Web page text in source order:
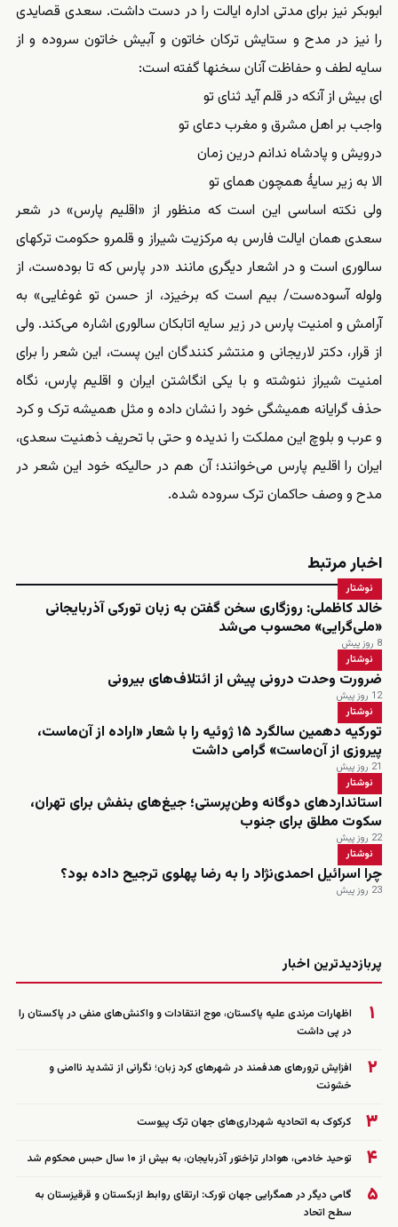
ابوبکر نیز برای مدتی اداره ایالت را در دست داشت. سعدی قصایدی
را نیز در مدح و ستایش ترکان خاتون و آبیش خاتون سروده و از
سایه لطف و حفاظت آنان سخنها گفته است:
ای بیش از آنکه در قلم آید ثنای تو
واجب بر اهل مشرق و مغرب دعای تو
درویش و پادشاه ندانم درین زمان
الا به زیر سایهٔ همچون همای تو
ولی نکته اساسی این است که منظور از «اقلیم پارس» در شعر
سعدی همان ایالت فارس به مرکزیت شیراز و قلمرو حکومت ترکهای
سالوری است و در اشعار دیگری مانند «در پارس که تا بوده‌ست، از
ولوله آسوده‌ست/ بیم است که برخیزد، از حسن تو غوغایی» به
آرامش و امنیت پارس در زیر سایه اتابکان سالوری اشاره می‌کند. ولی
از قرار، دکتر لاریجانی و منتشر کنندگان این پست، این شعر را برای
امنیت شیراز ننوشته و با یکی انگاشتن ایران و اقلیم پارس، نگاه
حذف گرایانه همیشگی خود را نشان داده و مثل همیشه ترک و کرد
و عرب و بلوچ این مملکت را ندیده و حتی با تحریف ذهنیت سعدی،
ایران را اقلیم پارس می‌خوانند؛ آن هم در حالیکه خود این شعر در
مدح و وصف حاکمان ترک سروده شده.
اخبار مرتبط
نوشتار
خالد کاظملی: روزگاری سخن گفتن به زبان تورکی آذربایجانی
«ملی‌گرایی» محسوب می‌شد
8 روز پیش
نوشتار
ضرورت وحدت درونی پیش از ائتلاف‌های بیرونی
12 روز پیش
نوشتار
تورکیه دهمین سالگرد ۱۵ ژوئیه را با شعار «اراده از آن‌ماست،
پیروزی از آن‌ماست» گرامی داشت
21 روز پیش
نوشتار
استانداردهای دوگانه وطن‌پرستی؛ جیغ‌های بنفش برای تهران،
سکوت مطلق برای جنوب
22 روز پیش
نوشتار
چرا اسرائیل احمدی‌نژاد را به رضا پهلوی ترجیح داده بود؟
23 روز پیش
پربازدیدترین اخبار
۱
اظهارات مرندی علیه پاکستان، موج انتقادات و واکنش‌های منفی در پاکستان را
در پی داشت
۲
افزایش ترورهای هدفمند در شهرهای کرد زبان؛ نگرانی از تشدید ناامنی و
خشونت
۳ کرکوک به اتحادیه شهرداری‌های جهان ترک پیوست
۴ توحید خادمی، هوادار تراختور آذربایجان، به بیش از ۱۰ سال حبس محکوم شد
۵
گامی دیگر در همگرایی جهان تورک: ارتقای روابط ازبکستان و قرقیزستان به
سطح اتحاد